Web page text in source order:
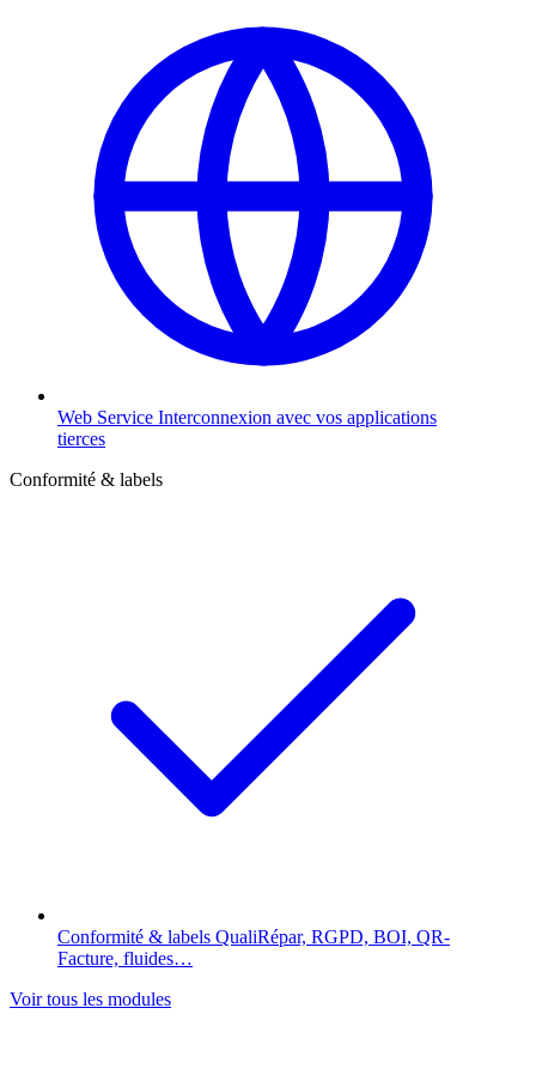
Web Service Interconnexion avec vos applications
tierces
Conformité & labels
Conformité & labels QualiRépar, RGPD, BOI, QR-
Facture, fluides…
Voir tous les modules